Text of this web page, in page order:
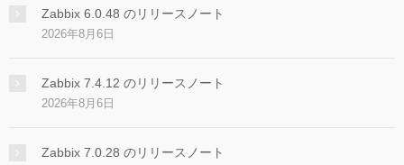
Zabbix 6.0.48 のリリースノート
2026年8月6日
Zabbix 7.4.12 のリリースノート
2026年8月6日
Zabbix 7.0.28 のリリースノート